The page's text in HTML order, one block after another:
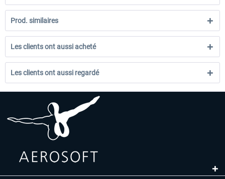
Prod. similaires
Les clients ont aussi acheté
Les clients ont aussi regardé